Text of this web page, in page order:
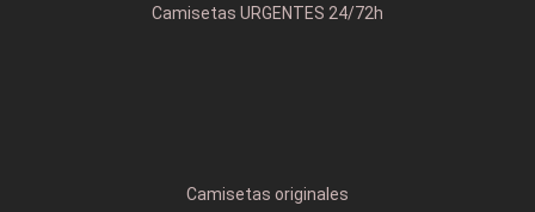
Camisetas URGENTES 24/72h
Camisetas originales